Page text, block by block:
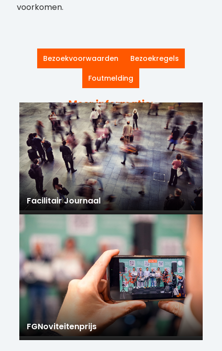
voorkomen.
Bezoekvoorwaarden
Bezoekregels
Foutmelding
Meer informatie:
Facilitair Journaal
FGNoviteitenprijs